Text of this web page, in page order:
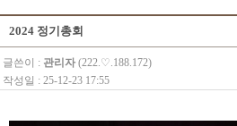
2024 정기총회
글쓴이 : 관리자 (222.♡.188.172)
작성일 : 25-12-23 17:55